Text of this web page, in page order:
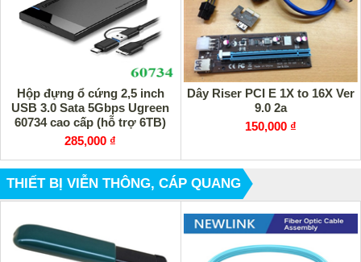
Hộp đựng ổ cứng 2,5 inch
USB 3.0 Sata 5Gbps Ugreen
60734 cao cấp (hỗ trợ 6TB)
285,000 ₫
Dây Riser PCI E 1X to 16X Ver
9.0 2a
150,000 ₫
THIẾT BỊ VIỄN THÔNG, CÁP QUANG